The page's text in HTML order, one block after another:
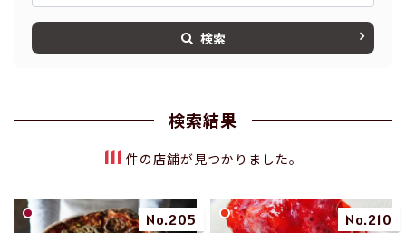
検索
検索結果
111 件の店舗が見つかりました。
No.205 No.210